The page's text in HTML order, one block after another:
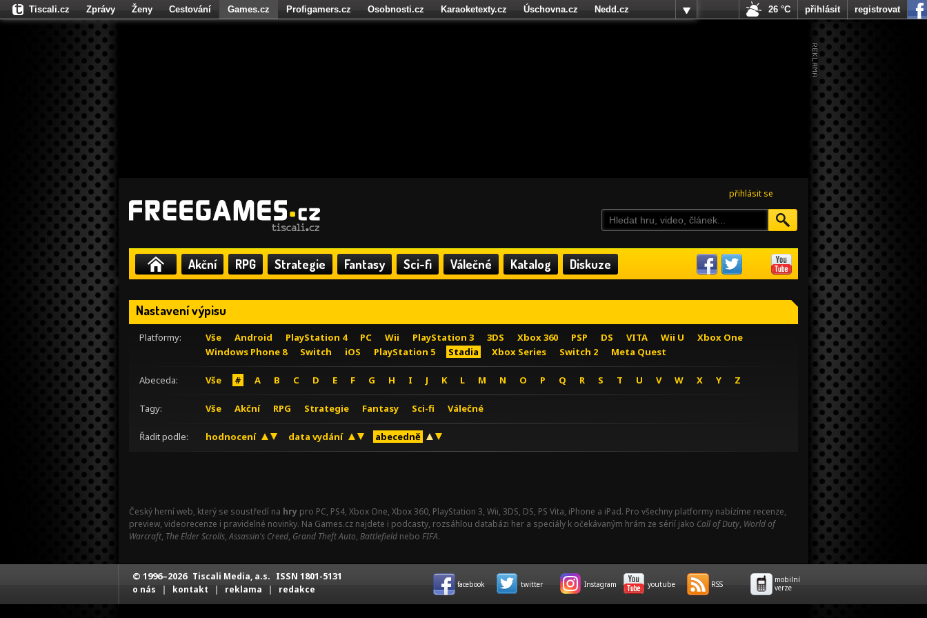
přihlásit se
Akční RPG Strategie Fantasy Sci-fi Válečné Katalog Diskuze
Nastavení výpisu
Platformy: Vše Android PlayStation 4 PC Wii PlayStation 3 3DS Xbox 360 PSP DS VITA Wii U
Xbox One
Windows Phone 8
Switch iOS PlayStation 5 Stadia Xbox Series Switch 2 Meta Quest
Abeceda: Vše # A B C D E F G H I J K L M N O P Q R S T U V W X Y Z
Tagy: Vše Akční RPG Strategie Fantasy Sci-fi Válečné
Řadit podle: hodnocení data vydání abecedně
Český herní web, který se soustředí na hry pro PC, PS4, Xbox One, Xbox 360, PlayStation 3, Wii, 3DS, DS, PS Vita, iPhone a iPad. Pro všechny platformy nabízíme recenze,
preview, videorecenze i pravidelné novinky. Na Games.cz najdete i podcasty, rozsáhlou databázi her a speciály k očekávaným hrám ze sérií jako Call of Duty, World of
Warcraft, The Elder Scrolls,Assassin's Creed, Grand Theft Auto, Battlefield nebo FIFA.
Tiscali.cz Zprávy Ženy Cestování Games.cz Profigamers.cz Osobnosti.cz Karaoketexty.cz Úschovna.cz
Nedd.cz
Fights.cz
26 °C přihlásit registrovat
© 1996–2026 Tiscali Media, a.s. ISSN 1801-5131
o nás | kontakt | reklama | redakce facebook twitter Instagram youtube RSS
mobilní
verze